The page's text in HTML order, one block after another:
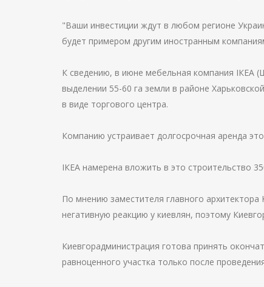
"Ваши инвестиции ждут в любом регионе
будет примером другим иностранным
К сведению, в июне мебельная компания ІКЕА
выделении 55-60 га земли в районе
в виде торгового центра.
Компанию устраивает долгосрочная аренда
ІКЕА намерена вложить в это строительство
По мнению заместителя главного
негативную реакцию у киевлян, поэтому
Киевгорадминистрация готова принять
равноценного участка только после